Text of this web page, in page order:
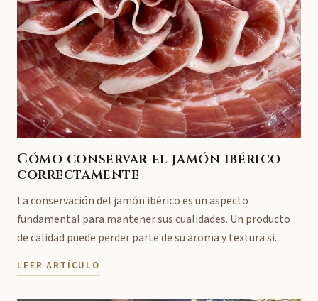
Cómo conservar el jamón ibérico
correctamente
La conservación del jamón ibérico es un aspecto
fundamental para mantener sus cualidades. Un producto
de calidad puede perder parte de su aroma y textura si...
LEER ARTÍCULO